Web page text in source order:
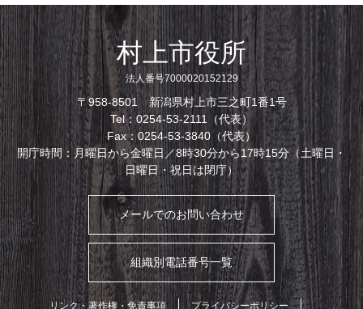
村上市役所
法人番号7000020152129
〒958-8501 新潟県村上市三之町1番1号
Tel：0254-53-2111（代表）
Fax：0254-53-3840（代表）
開庁時間：月曜日から金曜日／8時30分から17時15分（土曜日・
日曜日・祝日は閉庁）
メールでのお問い合わせ
組織別電話番号一覧
リンク・著作権・免責事項 プライバシーポリシー